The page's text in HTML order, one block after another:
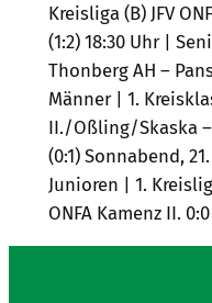
Kreisliga (B) JFV
(1:2) 18:30 Uhr |
Thonberg AH –
Männer | 1.
II./Oßling/Skaska –
(0:1) Sonnabend,
Junioren | 1.
ONFA Kamenz II.